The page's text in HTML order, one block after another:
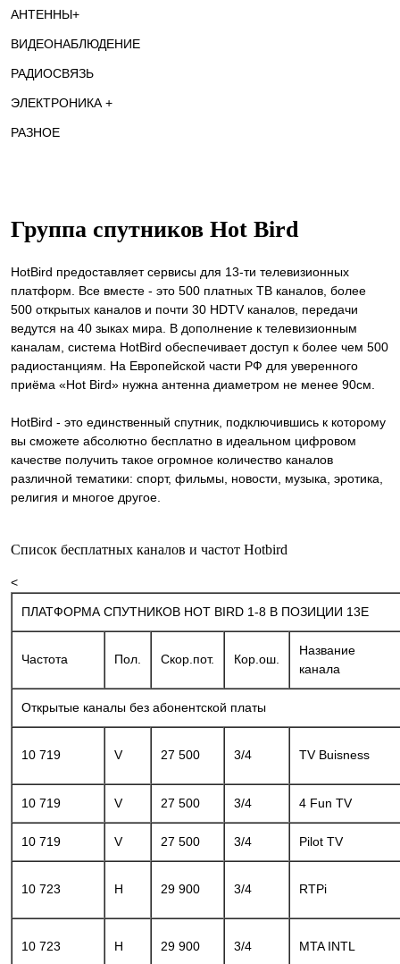
АНТЕННЫ+
ВИДЕОНАБЛЮДЕНИЕ
РАДИОСВЯЗЬ
ЭЛЕКТРОНИКА +
РАЗНОЕ
Группа спутников Hot Bird
HotBird предоставляет сервисы для 13-ти телевизионных
платформ. Все вместе - это 500 платных ТВ каналов, более
500 открытых каналов и почти 30 HDTV каналов, передачи
ведутся на 40 зыках мира. В дополнение к телевизионным
каналам, система HotBird обеспечивает доступ к более чем 500
радиостанциям. На Европейской части РФ для уверенного
приёма «Hot Bird» нужна антенна диаметром не менее 90см.
HotBird - это единственный спутник, подключившись к которому
вы сможете абсолютно бесплатно в идеальном цифровом
качестве получить такое огромное количество каналов
различной тематики: спорт, фильмы, новости, музыка, эротика,
религия и многое другое.
Список бесплатных каналов и частот Hotbird
<
ПЛАТФОРМА СПУТНИКОВ HOT BIRD 1-8 В ПОЗИЦИИ 13Е
Частота Пол. Скор.пот. Кор.ош.
Название
канала
Открытые каналы без абонентской платы
10 719 V 27 500 3/4 TV Buisness
10 719 V 27 500 3/4 4 Fun TV
10 719 V 27 500 3/4 Pilot TV
10 723 H 29 900 3/4 RTPi
10 723 H 29 900 3/4 MTA INTL